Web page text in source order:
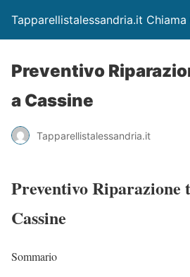
Tapparellistalessandria.it
Preventivo
a Cassine
Tapparellistalessandria.it
Preventivo Riparazione
Cassine
Sommario